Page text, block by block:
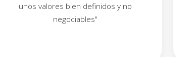
unos valores bien definidos y no
negociables"